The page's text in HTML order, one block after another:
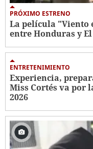
PRÓXIMO ESTRENO
La película "Viento
entre Honduras y
ENTRETENIMIENTO
Experiencia,
Miss Cortés va por
2026